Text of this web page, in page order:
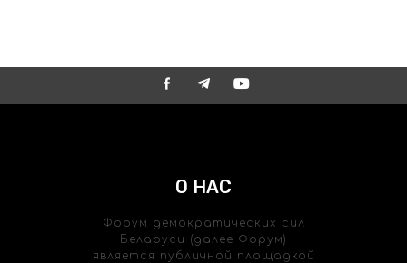
О НАС
Форум демократических сил
Беларуси (далее Форум)
является публичной площадкой